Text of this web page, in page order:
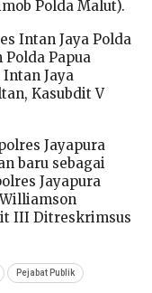
Polda Malut).
Intan Jaya Polda
Papua
Jaya
Kasubdit V
Jayapura
baru sebagai
Jayapura
III Ditreskrimsus
Pejabat Publik